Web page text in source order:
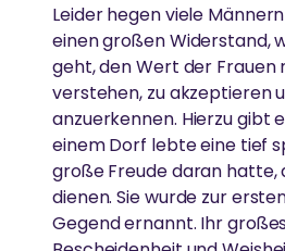
Leider hegen viele
einen großen Widerstand,
geht, den Wert der Frauen
verstehen, zu akzeptieren
anzuerkennen. Hierzu gibt
einem Dorf lebte eine tief
große Freude daran hatte,
dienen. Sie wurde zur
Gegend ernannt. Ihr